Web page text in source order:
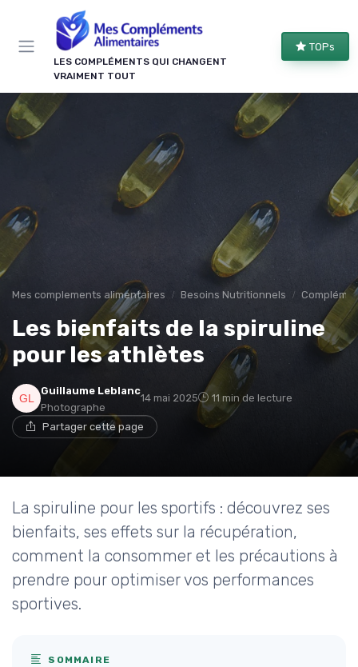
LES COMPLÉMENTS QUI CHANGENT
VRAIMENT TOUT
TOPs
Mes complements alimentaires Besoins Nutritionnels
Les bienfaits de la spiruline
pour les athlètes
Guillaume Leblanc
Photographe
14 mai 2025 11 min de lecture
Partager cette page
La spiruline pour les sportifs : découvrez ses
bienfaits, ses effets sur la récupération,
comment la consommer et les précautions à
prendre pour optimiser vos performances
sportives.
SOMMAIRE
Panneau de gestion des cookies